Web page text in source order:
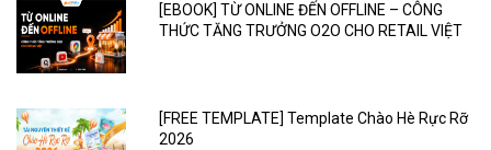
[EBOOK] TỪ ONLINE ĐẾN OFFLINE – CÔNG
THỨC TĂNG TRƯỞNG O2O CHO RETAIL VIỆT
[FREE TEMPLATE] Template Chào Hè Rực Rỡ
2026